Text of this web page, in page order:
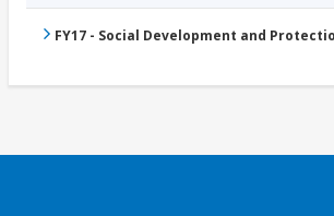
FY17 - Social Development and